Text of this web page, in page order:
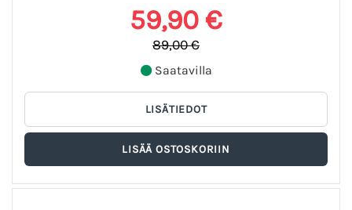
59,90 €
89,00 €
Saatavilla